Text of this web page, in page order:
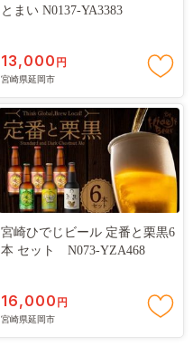
とまい N0137-YA3383
13,000 円
宮崎県延岡市
宮崎ひでじビール 定番と栗黒6
本 セット N073-YZA468
16,000 円
宮崎県延岡市